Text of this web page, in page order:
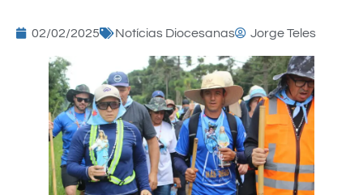
02/02/2025 Notícias Diocesanas Jorge Teles